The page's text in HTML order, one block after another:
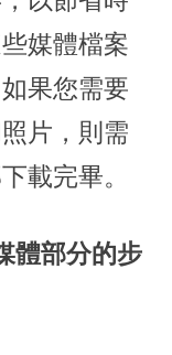
媒體檔案
果您需要
片，則需
載完畢。
體部分的步